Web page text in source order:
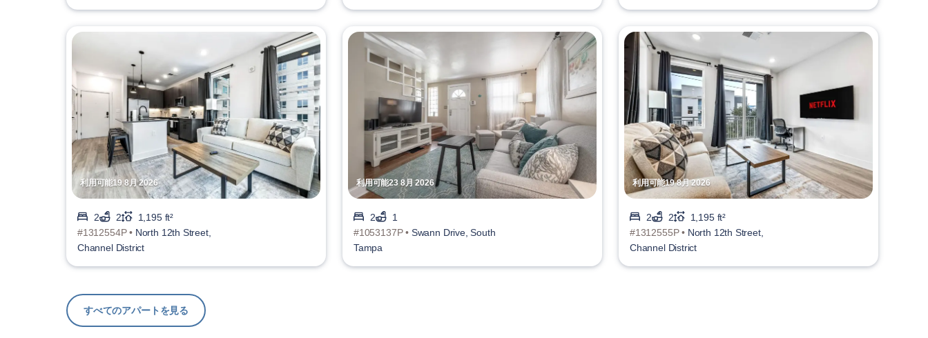
利用可能19 8月 2026
2 2
1,195 ft²
#1312554P • North 12th Street,
Channel District
利用可能23 8月 2026
2
1
#1053137P • Swann Drive, South
Tampa
利用可能19 8月 2026
2 2
1,195 ft²
#1312555P • North 12th Street,
Channel District
すべてのアパートを見る